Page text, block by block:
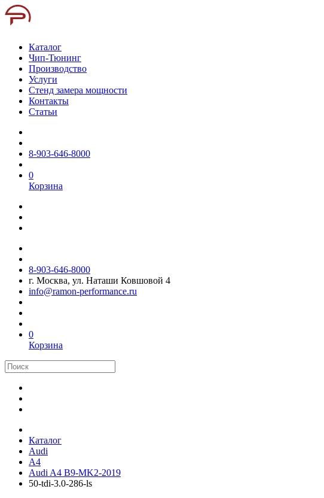
Каталог
Чип-Тюнинг
Производство
Услуги
Стенд замера мощности
Контакты
Статьи
8-903-646-8000
0
Корзина
8-903-646-8000
г. Москва, ул. Наташи Ковшовой 4
info@ramon-performance.ru
0
Корзина
Каталог
Audi
A4
Audi A4 B9-MK2-2019
50-tdi-3.0-286-ls